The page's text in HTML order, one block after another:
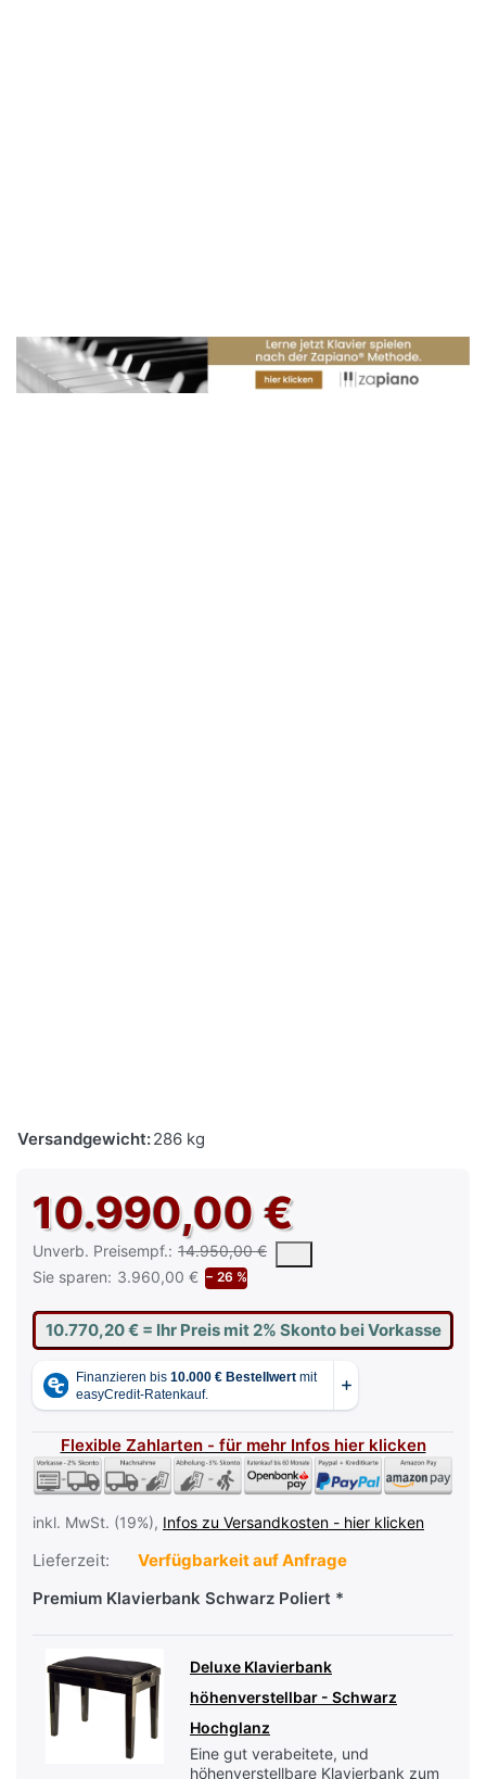
Versandgewicht:286 kg
10.990,00 €
Unverb. Preisempf.: 14.950,00 €
Die UVP ist der vorgeschlagene oder empfohlene
Sie sparen: 3.960,00 € − 26 %
10.770,20 € = Ihr Preis mit 2% Skonto bei Vorkasse
Flexible Zahlarten - für mehr Infos hier klicken
inkl. MwSt. (19%), Infos zu Versandkosten - hier klicken
Lieferzeit:
Verfügbarkeit auf Anfrage
Premium Klavierbank Schwarz Poliert
Deluxe Klavierbank
höhenverstellbar - Schwarz
Hochglanz
Eine gut verabeitete, und
höhenverstellbare Klavierbank zum